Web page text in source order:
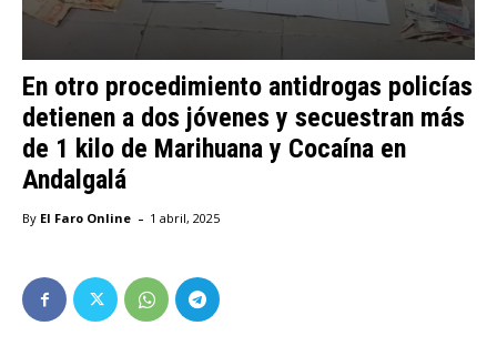
En otro procedimiento antidrogas policías
detienen a dos jóvenes y secuestran más
de 1 kilo de Marihuana y Cocaína en
Andalgalá
By El Faro Online - 1 abril, 2025